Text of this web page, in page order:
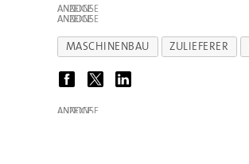
ANZEIGE
ANZEIGE
MASCHINENBAU ZULIEFERER
ANZEIGE